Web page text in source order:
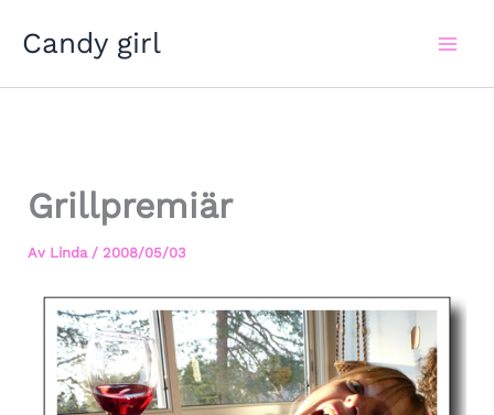
Candy girl
Grillpremiär
Av Linda / 2008/05/03